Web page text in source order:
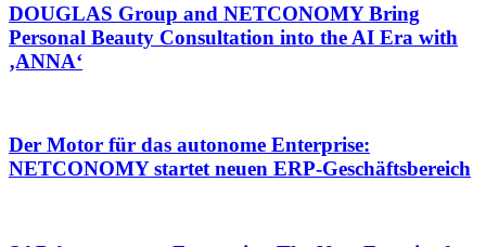
DOUGLAS Group and NETCONOMY Bring
Personal Beauty Consultation into the AI Era with
‚ANNA‘
Der Motor für das autonome Enterprise:
NETCONOMY startet neuen ERP-Geschäftsbereich